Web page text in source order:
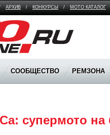
АРХИВ / КОНКУРСЫ / МОТО КАТАЛОГ
СООБЩЕСТВО РЕМЗОНА
супермото на